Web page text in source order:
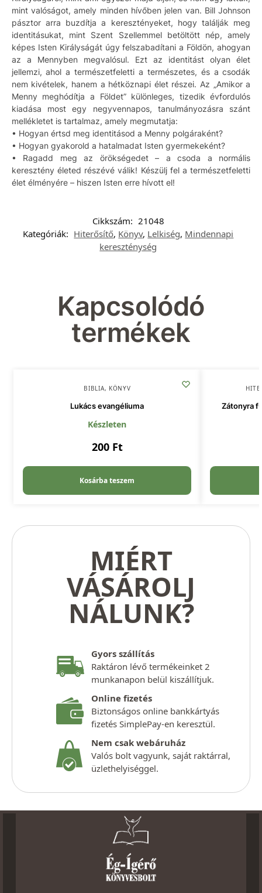
mint valóságot, amely minden hívőben jelen van. Bill Johnson
pásztor arra buzdítja a keresztényeket, hogy találják meg
identitásukat, mint Szent Szellemmel betöltött nép, amely
képes Isten Királyságát úgy felszabadítani a Földön, ahogyan
az a Mennyben megvalósul. Ezt az identitást olyan élet
jellemzi, ahol a természetfeletti a természetes, és a csodák
nem kivételek, hanem a hétköznapi élet részei. Az „Amikor a
Menny meghódítja a Földet” különleges, tizedik évfordulós
kiadása most egy negyvennapos, tanulmányozásra szánt
mellékletet is tartalmaz, amely megmutatja:
• Hogyan értsd meg identitásod a Menny polgáraként?
• Hogyan gyakorold a hatalmadat Isten gyermekeként?
• Ragadd meg az örökségedet – a csoda a normális
keresztény életed részévé válik! Készülj fel a természetfeletti
élet élményére – hiszen Isten erre hívott el!
Cikkszám: 21048
Kategóriák: Hiterősítő, Könyv, Lelkiség, Mindennapi
kereszténység
Kapcsolódó
termékek
BIBLIA, KÖNYV
Lukács evangéliuma
Készleten
200 Ft
Kosárba teszem
Zátonyra
MIÉRT
VÁSÁROLJ
NÁLUNK?
Gyors szállítás
Raktáron lévő termékeinket 2
munkanapon belül kiszállítjuk.
Online fizetés
Biztonságos online bankkártyás
fizetés SimplePay-en keresztül.
Nem csak webáruház
Valós bolt vagyunk, saját raktárral,
üzlethelyiséggel.